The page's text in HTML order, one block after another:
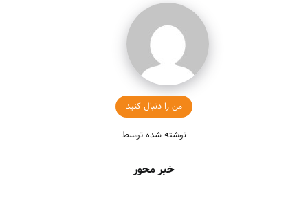
من را دنبال کنید
نوشته شده توسط
خبر محور